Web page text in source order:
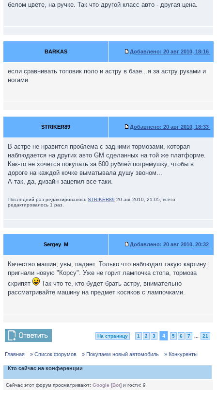
белом цвете, на ручке. Так что другой класс авто - другая цена.
BARKAS Добавлено: 20 авг 2010, 18:16
если сравнивать топовик поло и астру в базе...я за астру руками и
ногами
STRIKER89 Добавлено: 20 авг 2010, 18:33
В астре не нравится проблема с задними тормозами, которая
наблюдается на других авто GM сделанных на той же платформе.
Как-то не хочется покупать за 600 рублей погремушку, чтобы в
дороге на каждой кочке выматывала душу звоном...
А так, да, дизайн зацепил все-таки.
Последний раз редактировалось STRIKER89 20 авг 2010, 21:05, всего
редактировалось 1 раз.
Sergey_M Добавлено: 20 авг 2010, 20:32
Качество машин, увы, падает. Только что наблюдал такую картину:
пригнали новую "Корсу". Уже не горит лампочка стопа, тормоза
скрипят
Так что те, кто будет брать астру, внимательно
рассматривайте машину на предмет косяков с лампочками.
На страницу 1 2 3 4 5 6 7 21
Главная » Список форумов » Покупаем новый автомобиль » Конкуренты
Кто сейчас на конференции
Сейчас этот форум просматривают: Google [Bot] и гости: 9